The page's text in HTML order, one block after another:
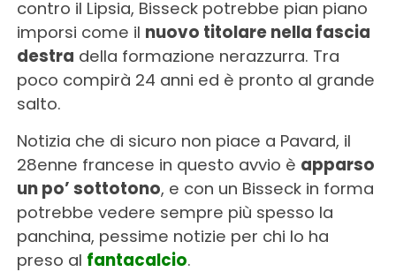
contro il Lipsia, Bisseck potrebbe pian piano
imporsi come il nuovo titolare nella fascia
destra della formazione nerazzurra. Tra
poco compirà 24 anni ed è pronto al grande
salto.
Notizia che di sicuro non piace a Pavard, il
28enne francese in questo avvio è apparso
un po’ sottotono, e con un Bisseck in forma
potrebbe vedere sempre più spesso la
panchina, pessime notizie per chi lo ha
preso al fantacalcio.